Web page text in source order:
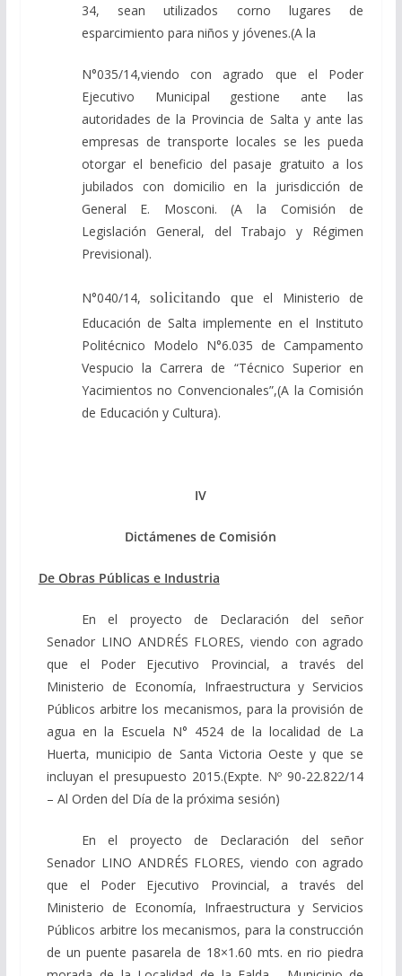
34, sean utilizados corno lugares de
esparcimiento para niños y jóvenes.(A la
N°035/14,viendo con agrado que el Poder
Ejecutivo Municipal gestione ante las
autoridades de la Provincia de Salta y ante las
empresas de transporte locales se les pueda
otorgar el beneficio del pasaje gratuito a los
jubilados con domicilio en la jurisdicción de
General E. Mosconi. (A la Comisión de
Legislación General, del Trabajo y Régimen
Previsional).
N°040/14, solicitando que el Ministerio de
Educación de Salta implemente en el Instituto
Politécnico Modelo N°6.035 de Campamento
Vespucio la Carrera de “Técnico Superior en
Yacimientos no Convencionales”,(A la Comisión
de Educación y Cultura).
IV
Dictámenes de Comisión
De Obras Públicas e Industria
En el proyecto de Declaración del señor
Senador LINO ANDRÉS FLORES, viendo con agrado
que el Poder Ejecutivo Provincial, a través del
Ministerio de Economía, Infraestructura y Servicios
Públicos arbitre los mecanismos, para la provisión de
agua en la Escuela N° 4524 de la localidad de La
Huerta, municipio de Santa Victoria Oeste y que se
incluyan el presupuesto 2015.(Expte. Nº 90-22.822/14
– Al Orden del Día de la próxima sesión)
En el proyecto de Declaración del señor
Senador LINO ANDRÉS FLORES, viendo con agrado
que el Poder Ejecutivo Provincial, a través del
Ministerio de Economía, Infraestructura y Servicios
Públicos arbitre los mecanismos, para la construcción
de un puente pasarela de 18×1.60 mts. en rio piedra